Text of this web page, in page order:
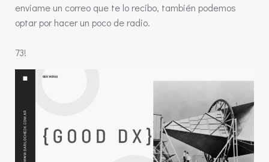
enviame un correo que te lo recibo, también podemos
optar por hacer un poco de radio.
73!